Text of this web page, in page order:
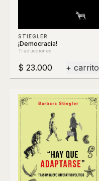
STIEGLER
¡Democracia!
Traducciones
$ 23.000 + carrito